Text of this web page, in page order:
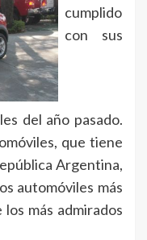
cumplido
con sus
del año pasado.
que tiene
Argentina,
automóviles más
más admirados